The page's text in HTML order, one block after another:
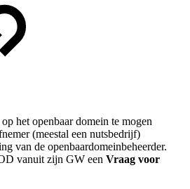
het openbaar domein te mogen
(meestal een nutsbedrijf)
van de openbaardomeinbeheerder.
vanuit zijn GW een Vraag voor